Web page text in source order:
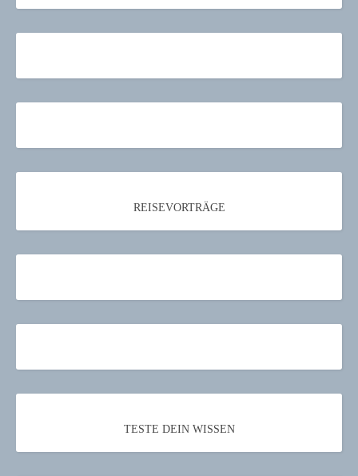
REISEVORTRÄGE
TESTE DEIN WISSEN